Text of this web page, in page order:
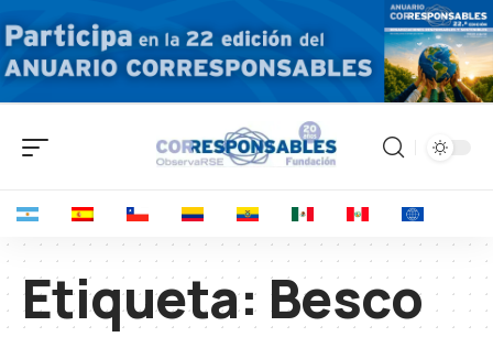
Etiqueta: Besco